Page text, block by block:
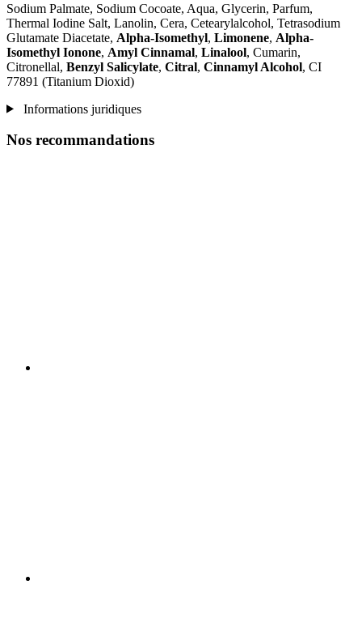
Sodium Palmate, Sodium Cocoate, Aqua, Glycerin, Parfum,
Thermal Iodine Salt, Lanolin, Cera, Cetearylalcohol, Tetrasodium
Glutamate Diacetate, Alpha-Isomethyl, Limonene, Alpha-
Isomethyl Ionone, Amyl Cinnamal, Linalool, Cumarin,
Citronellal, Benzyl Salicylate, Citral, Cinnamyl Alcohol, CI
77891 (Titanium Dioxid)
Informations juridiques
Nos recommandations